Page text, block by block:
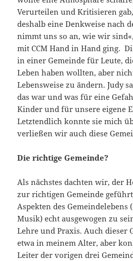
Verurteilen und Kritisieren
deshalb eine Denkweise nach
nimmt uns so an, wie wir
mit CCM Hand in Hand ging.
in einer Ge­meinde für Leute,
Leben haben wollten, aber
Lebensweise zu ändern. Judy
das war und was für eine
Kinder und für unsere eigene
Letztendlich konnte sie mich
verließen wir auch diese
Die richtige Gemeinde?
Als nächstes dachten wir, der
zur richtigen Gemeinde
Aspekten des
Musik) echt ausgewogen zu
Lehre und Praxis. Auch dieser
etwa in meinem Alter, aber
Leiter der vorigen drei